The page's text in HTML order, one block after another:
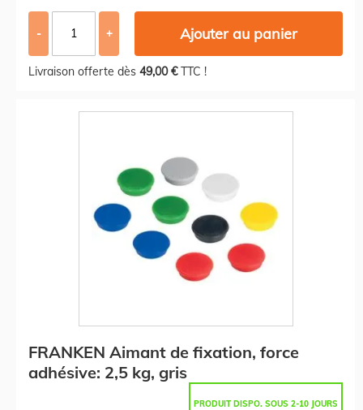
- + Ajouter au panier
Livraison offerte dès 49,00 €TTC !
FRANKEN Aimant de fixation, force
adhésive: 2,5 kg, gris
PRODUIT DISPO. SOUS 2-10 JOURS